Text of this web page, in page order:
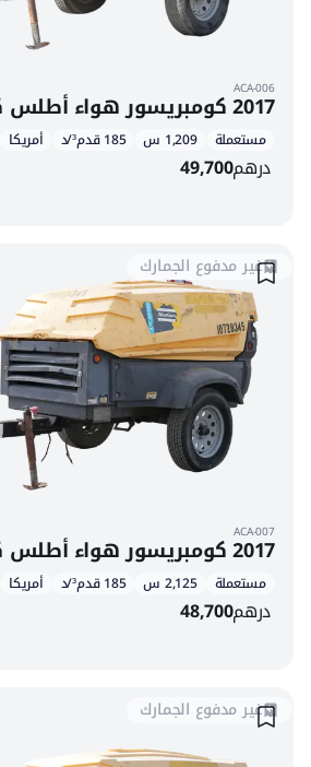
ACA-006
2017 كومبريسور هواء أطلس كوبكو XAS 185
مستعملة 1,209 س 185 قدم³/د أمريكا
درهم49,700
غير مدفوع الجمارك
ACA-007
2017 كومبريسور هواء أطلس كوبكو XAS 185
مستعملة 2,125 س 185 قدم³/د أمريكا
درهم48,700
غير مدفوع الجمارك